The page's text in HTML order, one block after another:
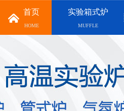
首页
HOME
实验箱式炉
MUFFLE